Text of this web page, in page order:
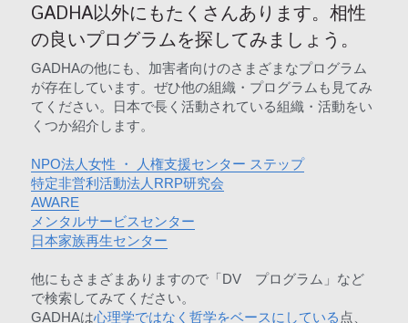
GADHA以外にもたくさんあります。相性
の良いプログラムを探してみましょう。
GADHAの他にも、加害者向けのさまざまなプログラム
が存在しています。ぜひ他の組織・プログラムも見てみ
てください。日本で長く活動されている組織・活動をい
くつか紹介します。
NPO法人女性 ・ 人権支援センター​ ステップ
特定非営利活動法人RRP研究会
AWARE
メンタルサービスセンター
日本家族再生センター
他にもさまざまありますので「DV　プログラム」など
で検索してみてください。
GADHAは心理学ではなく哲学をベースにしている 点、